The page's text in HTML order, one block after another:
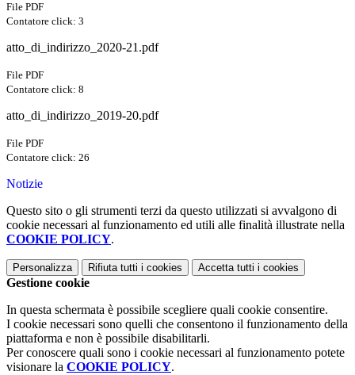
File PDF
Contatore click: 3
atto_di_indirizzo_2020-21.pdf
File PDF
Contatore click: 8
atto_di_indirizzo_2019-20.pdf
File PDF
Contatore click: 26
Notizie
Questo sito o gli strumenti terzi da questo utilizzati si avvalgono di
cookie necessari al funzionamento ed utili alle finalità illustrate nella
COOKIE POLICY.
Personalizza Rifiuta tutti i cookies Accetta tutti i cookies
Gestione cookie
In questa schermata è possibile scegliere quali cookie consentire.
I cookie necessari sono quelli che consentono il funzionamento della
piattaforma e non è possibile disabilitarli.
Per conoscere quali sono i cookie necessari al funzionamento potete
visionare la COOKIE POLICY.